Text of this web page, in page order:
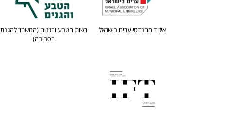
איגוד מהנדסי ערים בישראל
רשות הטבע והגנים (המשרד להגנת
הסביבה)